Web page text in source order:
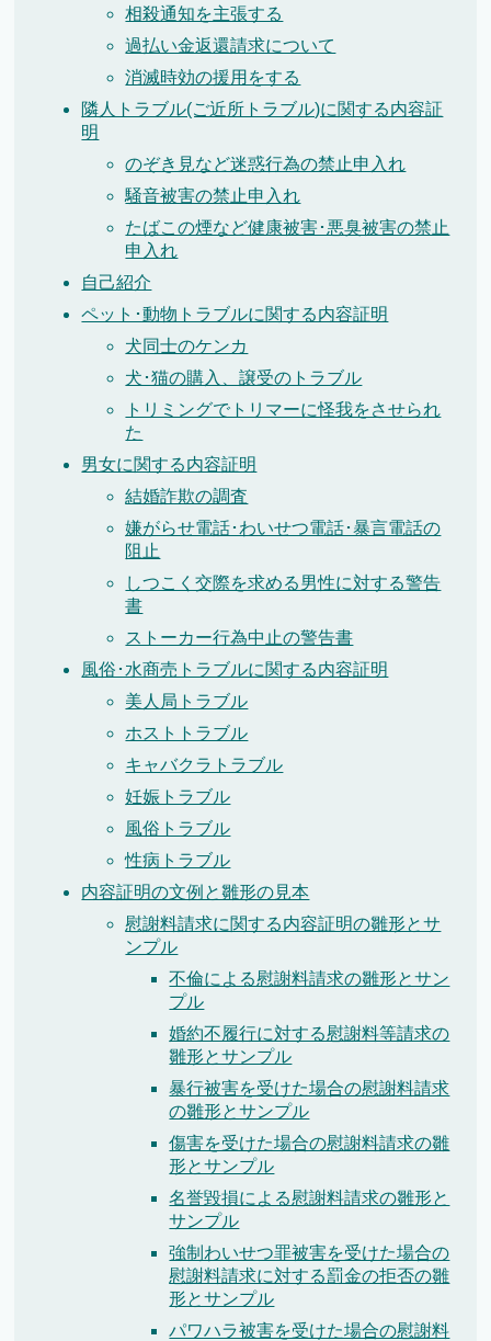
相殺通知を主張する
過払い金返還請求について
消滅時効の援用をする
隣人トラブル(ご近所トラブル)に関する内容証
明
のぞき見など迷惑行為の禁止申入れ
騒音被害の禁止申入れ
たばこの煙など健康被害･悪臭被害の禁止
申入れ
自己紹介
ペット･動物トラブルに関する内容証明
犬同士のケンカ
犬･猫の購入、譲受のトラブル
トリミングでトリマーに怪我をさせられ
た
男女に関する内容証明
結婚詐欺の調査
嫌がらせ電話･わいせつ電話･暴言電話の
阻止
しつこく交際を求める男性に対する警告
書
ストーカー行為中止の警告書
風俗･水商売トラブルに関する内容証明
美人局トラブル
ホストトラブル
キャバクラトラブル
妊娠トラブル
風俗トラブル
性病トラブル
内容証明の文例と雛形の見本
慰謝料請求に関する内容証明の雛形とサ
ンプル
不倫による慰謝料請求の雛形とサン
プル
婚約不履行に対する慰謝料等請求の
雛形とサンプル
暴行被害を受けた場合の慰謝料請求
の雛形とサンプル
傷害を受けた場合の慰謝料請求の雛
形とサンプル
名誉毀損による慰謝料請求の雛形と
サンプル
強制わいせつ罪被害を受けた場合の
慰謝料請求に対する罰金の拒否の雛
形とサンプル
パワハラ被害を受けた場合の慰謝料